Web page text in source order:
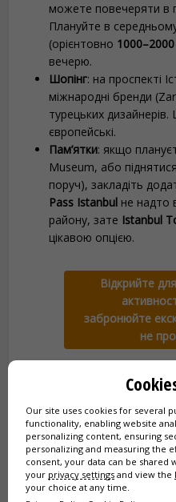
можете повечеряти в
Плануйте в
(орієнтовно
вечерю.
Шопінг: на проспекті
міжнародні бренди
турецьких
європейські.
Пам’ятки: якщо
Museum, або
поруч), закладіть
Pass Istanbul не надто
району, зате Istanbul
цікавою опцією.
Відкрийте
забронюйте
не
💻 Переваги
Хоча Таксим — відкритий
планування деяких
ваш досвід.
Our site uses cookies for several
functionality, enabling website
personalizing content, ensuring
personalizing and measuring the
consent, your data can be shared
your privacy settings and view the
your choice at any time.